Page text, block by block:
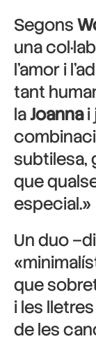
Segons
una
l’amor i
tant
laJoannai
subtilesa,
que
especial.»
Un duo
que
i les
de les